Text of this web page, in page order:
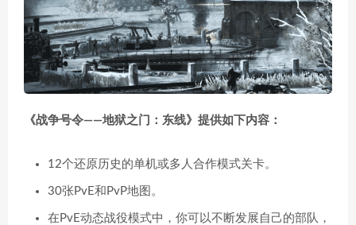
《战争号令——地狱之门：东线》提供如下内容：
12个还原历史的单机或多人合作模式关卡。
30张PvE和PvP地图。
在PvE动态战役模式中，你可以不断发展自己的部队，